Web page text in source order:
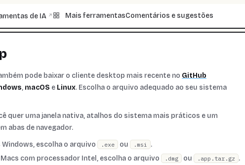
de IA ↗ Mais ferramentasComentários e sugestões
pode baixar o cliente desktop mais recente no GitHub
, macOS e Linux. Escolha o arquivo adequado ao seu sistema
quer uma janela nativa, atalhos do sistema mais práticos e um
abas de navegador.
escolha o arquivo .exe ou .msi .
Macs com processador Intel, escolha o arquivo .dmg ou .app.tar.gz .